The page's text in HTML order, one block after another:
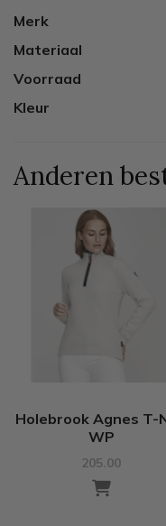
Merk
Materiaal
Voorraad
Kleur
Anderen
Holebrook Agnes T-
WP
205.00